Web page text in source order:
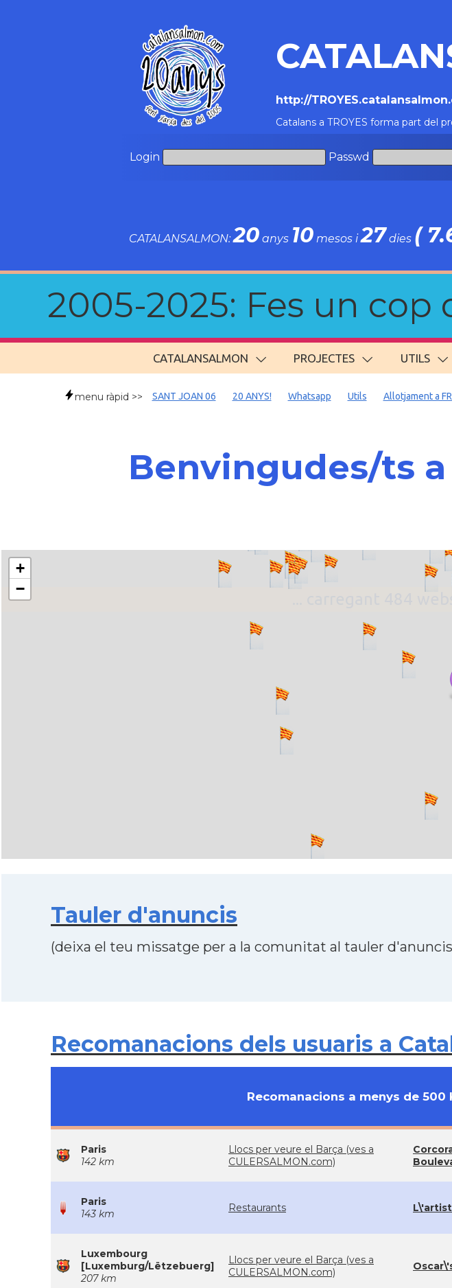
http://
Catalans a TROYES forma part del
Login Passwd
CATALANSALMON:20 anys 10 mesos i27 dies (
2005-2025: Fes un cop
CATALANSALMON PROJECTES UTILS
menu ràpid >> SANT JOAN 06 20 ANYS! Whatsapp Utils Allotjament a
Benvingudes/ts a
... carregant 484
+
−
Tauler d'anuncis
(deixa el teu missatge per a la comunitat al tauler
Recomanacions dels usuaris a
Recomanacions a menys de
Paris
142 km
Llocs per veure el Barça (ves a
CULERSALMON.com)
Paris
143 km
Restaurants
Luxembourg
[Luxemburg/Lëtzebuerg]
207 km
Llocs per veure el Barça (ves a
CULERSALMON.com)